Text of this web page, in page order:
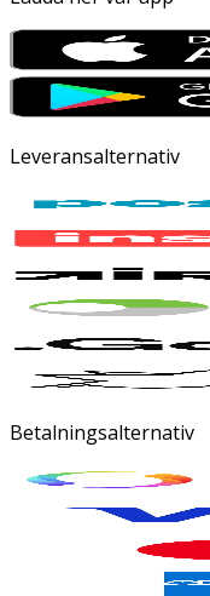
Leveransalternativ
Betalningsalternativ